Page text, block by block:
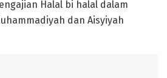
Halal bi halal dalam
dan Aisyiyah